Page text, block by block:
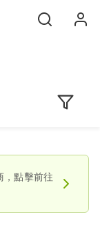
，點擊前往